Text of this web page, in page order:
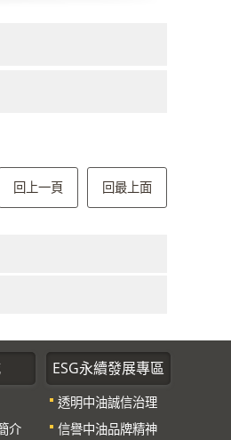
回上一頁 回最上面
介
ESG永續發展專區
透明中油誠信治理
信譽中油品牌精神